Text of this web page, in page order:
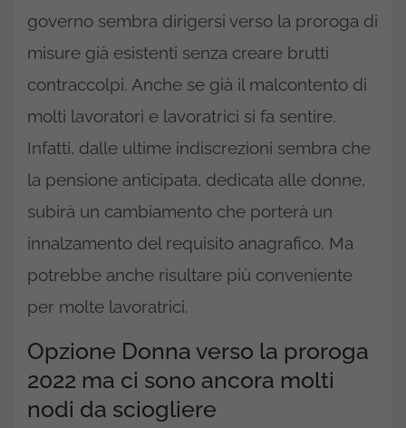
governo sembra dirigersi verso la proroga di
misure già esistenti senza creare brutti
contraccolpi. Anche se già il malcontento di
molti lavoratori e lavoratrici si fa sentire.
Infatti, dalle ultime indiscrezioni sembra che
la pensione anticipata, dedicata alle donne,
subirà un cambiamento che porterà un
innalzamento del requisito anagrafico. Ma
potrebbe anche risultare più conveniente
per molte lavoratrici.
Opzione Donna verso la proroga
2022 ma ci sono ancora molti
nodi da sciogliere